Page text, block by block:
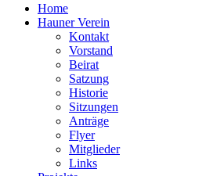
Home
Hauner Verein
Kontakt
Vorstand
Beirat
Satzung
Historie
Sitzungen
Anträge
Flyer
Mitglieder
Links